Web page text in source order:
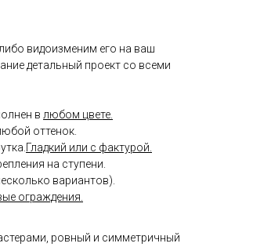
видоизменим его на ваш
детальный проект со всеми
в любом цвете.
оттенок.
Гладкий или с фактурой.
на ступени.
вариантов).
ограждения.
ровный и симметричный